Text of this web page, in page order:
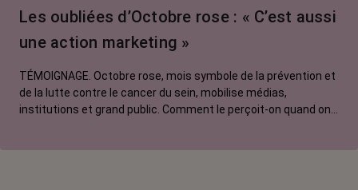
Traitements
contre le cancer
Les oubliées d’Octobre rose : « C’est aussi
une action marketing »
TÉMOIGNAGE. Octobre rose, mois symbole de la prévention et
de la lutte contre le cancer du sein, mobilise médias,
institutions et grand public. Comment le perçoit-on quand on